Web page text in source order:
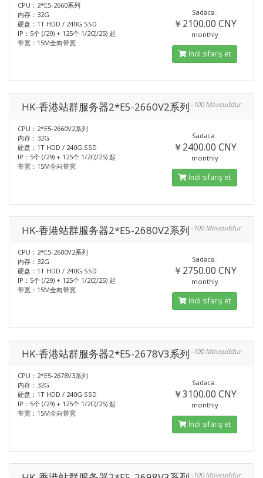
CPU：2*E5-2660系列
内存：32G
硬盘：1T HDD / 240G SSD
IP：5个 (/29) + 125个 1/2C(/25) 起
带宽：15M全向带宽
Sadəcə..
￥2100.00 CNY
monthly
İndi sifariş et
HK-香港站群服务器2*E5-2660V2系列 -100 Mövcuddur
CPU：2*E5-2660V2系列
内存：32G
硬盘：1T HDD / 240G SSD
IP：5个 (/29) + 125个 1/2C(/25) 起
带宽：15M全向带宽
Sadəcə..
￥2400.00 CNY
monthly
İndi sifariş et
HK-香港站群服务器2*E5-2680V2系列 -100 Mövcuddur
CPU：2*E5-2680V2系列
内存：32G
硬盘：1T HDD / 240G SSD
IP：5个 (/29) + 125个 1/2C(/25) 起
带宽：15M全向带宽
Sadəcə..
￥2750.00 CNY
monthly
İndi sifariş et
HK-香港站群服务器2*E5-2678V3系列 -100 Mövcuddur
CPU：2*E5-2678V3系列
内存：32G
硬盘：1T HDD / 240G SSD
IP：5个 (/29) + 125个 1/2C(/25) 起
带宽：15M全向带宽
Sadəcə..
￥3100.00 CNY
monthly
İndi sifariş et
-100 Mövcuddur